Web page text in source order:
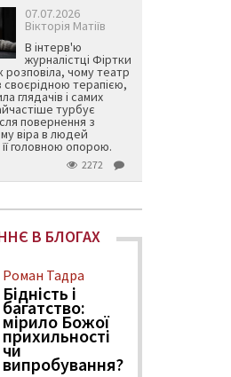
07.07.2026
Вікторія Матіїв
В інтерв'ю
журналістці Фіртки
чому театр
своєрідною терапією,
глядачів і самих
турбує
повернення з
віра в людей
головною опорою.
2272
В БЛОГАХ
Роман Тадра
Бідність і
багатство:
мірило Божої
прихильності
чи
випробування?